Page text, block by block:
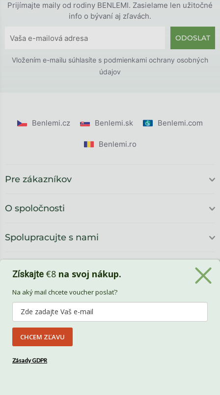
Prijímajte maily od rodiny BENLEMI. Zasielame len užitočné
info o bývaní aj zľavách.
ODOSLAT
Vložením e-mailu súhlasíte s podmienkami ochrany osobných
údajov
Benlemi.cz Benlemi.sk Benlemi.com
Benlemi.ro
Pre zákazníkov
O spoločnosti
Spolupracujte s nami
Benlemi
Získajte €8 na svoj nákup.
Na aký mail chcete voucher poslať?
CHCEM ZĽAVU
Zásady GDPR